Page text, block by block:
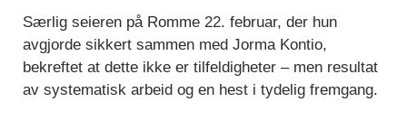
Særlig seieren på Romme 22. februar, der hun
avgjorde sikkert sammen med Jorma Kontio,
bekreftet at dette ikke er tilfeldigheter – men resultat
av systematisk arbeid og en hest i tydelig fremgang.